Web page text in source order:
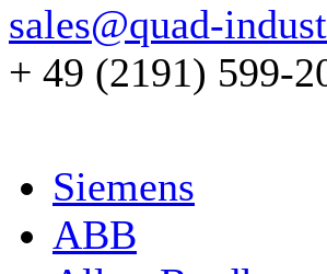
sales@quad-
+ 49 (2191) 599-
Siemens
ABB